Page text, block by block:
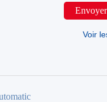
Voir